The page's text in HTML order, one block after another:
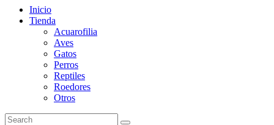
Inicio
Tienda
Acuarofilia
Aves
Gatos
Perros
Reptiles
Roedores
Otros